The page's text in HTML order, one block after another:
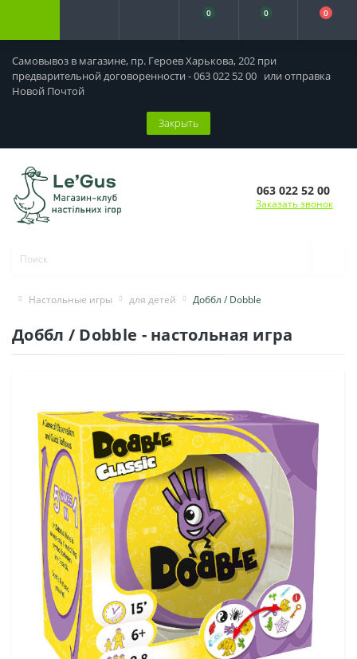
Самовывоз в магазине, пр. Героев Харькова, 202 при
предварительной договоренности - 063 022 52 00 или отправка
Новой Почтой
Закрыть
0 0 0
063 022 52 00
Заказать звонок
Настольные игры для детей Доббл / Dobble
Доббл / Dobble - настольная игра